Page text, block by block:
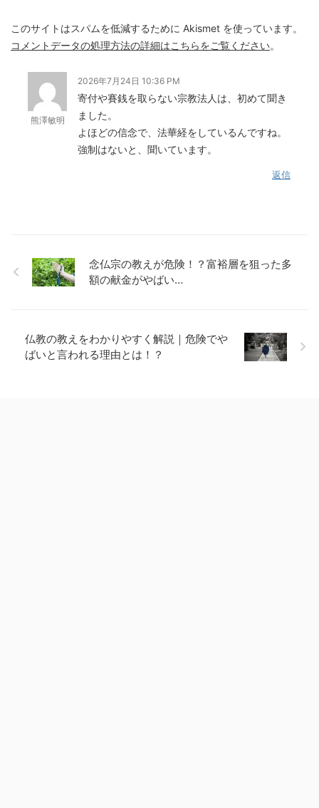
このサイトはスパムを低減するために Akismet を使っています。
コメントデータの処理方法の詳細はこちらをご覧ください。
熊澤敏明
2026年7月24日 10:36 PM
寄付や賽銭を取らない宗教法人は、初めて聞き
ました。
よほどの信念で、法華経をしているんですね。
強制はないと、聞いています。
返信
念仏宗の教えが危険！？富裕層を狙った多
額の献金がやばい…
仏教の教えをわかりやすく解説｜危険でや
ばいと言われる理由とは！？